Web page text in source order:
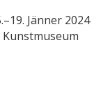
Jänner 2024
Kunstmuseum